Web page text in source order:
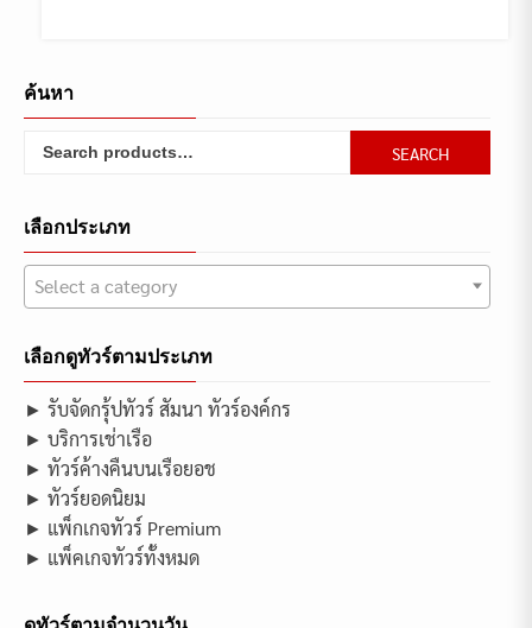
ค้นหา
Search
for:
SEARCH
เลือกประเภท
Select a category
เลือกดูทัวร์ตามประเภท
► รับจัดกรุ้ปทัวร์ สัมนา ทัวร์องค์กร
► บริการเช่าเรือ
► ทัวร์ค้างคืนบนเรือยอช
► ทัวร์ยอดนิยม
► แพ็กเกจทัวร์ Premium
► แพ็คเกจทัวร์ทั้งหมด